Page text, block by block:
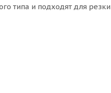
типа и подходят для резки